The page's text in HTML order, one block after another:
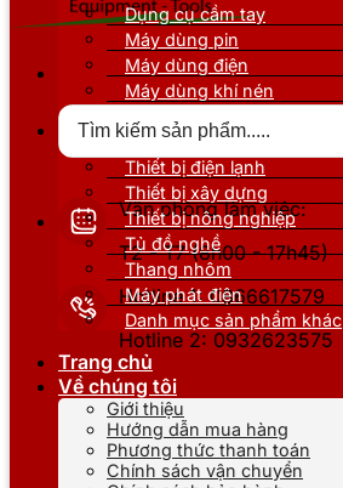
Văn phòng làm việc:
T2 - T7 (8h00 - 17h45)
Hotline 1: 0866617579
Hotline 2: 0932623575
Dụng cụ cầm tay
Máy dùng pin
Máy dùng điện
Máy dùng khí nén
Thiết bị nâng đỡ
Thiết bị điện lạnh
Thiết bị xây dựng
Thiết bị nông nghiệp
Tủ đồ nghề
Thang nhôm
Máy phát điện
Danh mục sản phẩm khác
Trang chủ
Về chúng tôi
Giới thiệu
Hướng dẫn mua hàng
Phương thức thanh toán
Chính sách vận chuyển